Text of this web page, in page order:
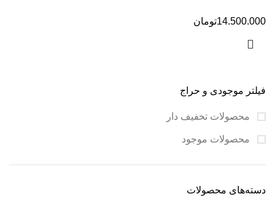
فیلتر موجودی و حراج
محصولات تخفیف دار
محصولات موجود
دسته‌های محصولات
تومان14.500.000